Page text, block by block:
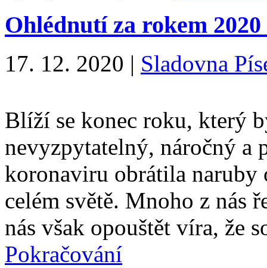
Ohlédnutí za rokem 2020
17. 12. 2020 | Sladovna
Blíží se konec roku, který
nevyzpytatelný, náročný a
koronaviru obrátila
celém světě. Mnoho z nás
nás však opouštět víra, že
Pokračování